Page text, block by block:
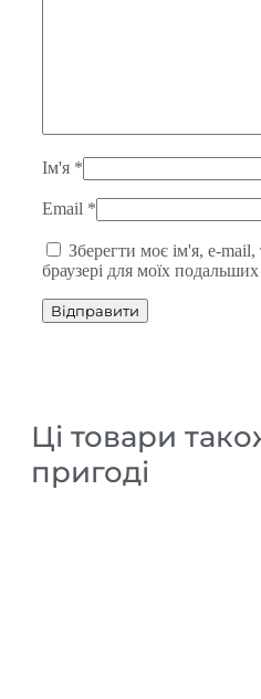
Ім'я *
Email *
Зберегти моє ім'я, e-
браузері для моїх
Ці товари
пригоді